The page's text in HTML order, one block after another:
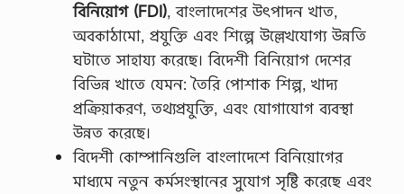
বিনিয়োগ (FDI), বাংলাদেশের উৎপাদন খাত,
অবকাঠামো, প্রযুক্তি এবং শিল্পে উল্লেখযোগ্য উন্নতি
ঘটাতে সাহায্য করেছে। বিদেশী বিনিয়োগ দেশের
বিভিন্ন খাতে যেমন: তৈরি পোশাক শিল্প, খাদ্য
প্রক্রিয়াকরণ, তথ্যপ্রযুক্তি, এবং যোগাযোগ ব্যবস্থা
উন্নত করেছে।
বিদেশী কোম্পানিগুলি বাংলাদেশে বিনিয়োগের
মাধ্যমে নতুন কর্মসংস্থানের সুযোগ সৃষ্টি করেছে এবং